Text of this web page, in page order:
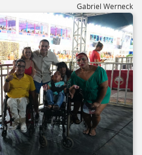
Gabriel Werneck